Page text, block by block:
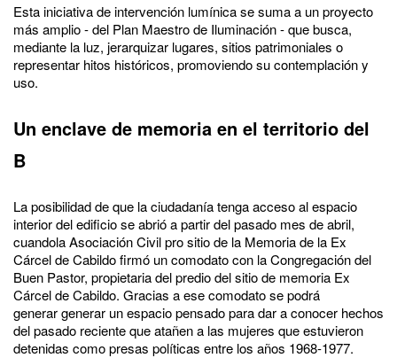
Esta iniciativa de intervención lumínica se suma a un proyecto
más amplio - del Plan Maestro de Iluminación - que busca,
mediante la luz, jerarquizar lugares, sitios patrimoniales o
representar hitos históricos, promoviendo su contemplación y
uso.
Un enclave de memoria en el territorio del
B
La posibilidad de que la ciudadanía tenga acceso al espacio
interior del edificio se abrió a partir del pasado mes de abril,
cuandola Asociación Civil pro sitio de la Memoria de la Ex
Cárcel de Cabildo firmó un comodato con la Congregación del
Buen Pastor, propietaria del predio del sitio de memoria Ex
Cárcel de Cabildo. Gracias a ese comodato se podrá
generar generar un espacio pensado para dar a conocer hechos
del pasado reciente que atañen a las mujeres que estuvieron
detenidas como presas políticas entre los años 1968-1977.